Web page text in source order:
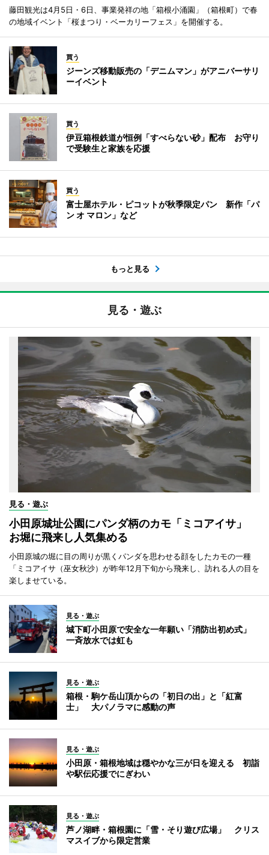
藤田観光は4月5日・6日、事業発祥の地「箱根小涌園」（箱根町）で春
の地域イベント「桜まつり・ベーカリーフェス」を開催する。
買う
ジーンズ移動販売の「デニムマン」がアニバーサリ
ーイベント
買う
伊豆箱根鉄道が恒例「すべらない砂」配布 お守り
で受験生と家族を応援
買う
富士屋ホテル・ピコットが秋季限定パン 新作「パ
ン オ マロン」など
もっと見る
見る・遊ぶ
見る・遊ぶ
小田原城址公園にパンダ柄のカモ「ミコアイサ」
お堀に飛来し人気集める
小田原城の堀に目の周りが黒くパンダを思わせる顔をしたカモの一種
「ミコアイサ（巫女秋沙）が昨年12月下旬から飛来し、訪れる人の目を
楽しませている。
見る・遊ぶ
城下町小田原で安全な一年願い「消防出初め式」
一斉放水では虹も
見る・遊ぶ
箱根・駒ケ岳山頂からの「初日の出」と「紅富
士」 大パノラマに感動の声
見る・遊ぶ
小田原・箱根地域は穏やかな三が日を迎える 初詣
や駅伝応援でにぎわい
見る・遊ぶ
芦ノ湖畔・箱根園に「雪・そり遊び広場」 クリス
マスイブから限定営業